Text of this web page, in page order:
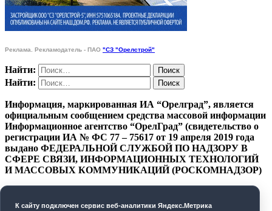
Реклама. Рекламодатель - ПАО "СЗ "Орелстрой"
Найти:
Найти:
Информация, маркированная ИА “Орелград”, является
официальным сообщением средства массовой информации
Информационное агентство “ОрелГрад” (свидетельство о
регистрации ИА № ФС 77 – 75617 от 19 апреля 2019 года
выдано ФЕДЕРАЛЬНОЙ СЛУЖБОЙ ПО НАДЗОРУ В
СФЕРЕ СВЯЗИ, ИНФОРМАЦИОННЫХ ТЕХНОЛОГИЙ
И МАССОВЫХ КОММУНИКАЦИЙ (РОСКОМНАДЗОР)
К cайту подключен сервис веб-аналитики Яндекс.Метрика